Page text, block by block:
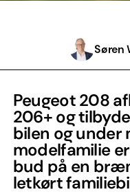
Søren
Peugeot 208
206+ og
bilen og under
modelfamilie
bud på en
letkørt